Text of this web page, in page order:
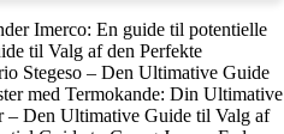
Imerco: En guide til potentielle
til Valg af den Perfekte
Stegeso – Den Ultimative Guide
med Termokande: Din Ultimative
– Den Ultimative Guide til Valg af